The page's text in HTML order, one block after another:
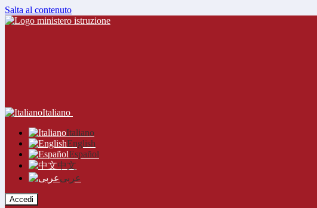
Salta al contenuto
Italiano
Italiano
English
Español
中文
عربى
Accedi